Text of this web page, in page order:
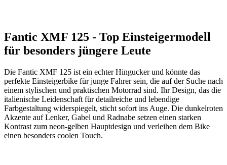
Fantic XMF 125 - Top Einsteigermodell
für besonders jüngere Leute
Die Fantic XMF 125 ist ein echter Hingucker und könnte das
perfekte Einsteigerbike für junge Fahrer sein, die auf der Suche nach
einem stylischen und praktischen Motorrad sind. Ihr Design, das die
italienische Leidenschaft für detailreiche und lebendige
Farbgestaltung widerspiegelt, sticht sofort ins Auge. Die dunkelroten
Akzente auf Lenker, Gabel und Radnabe setzen einen starken
Kontrast zum neon-gelben Hauptdesign und verleihen dem Bike
einen besonders coolen Touch.